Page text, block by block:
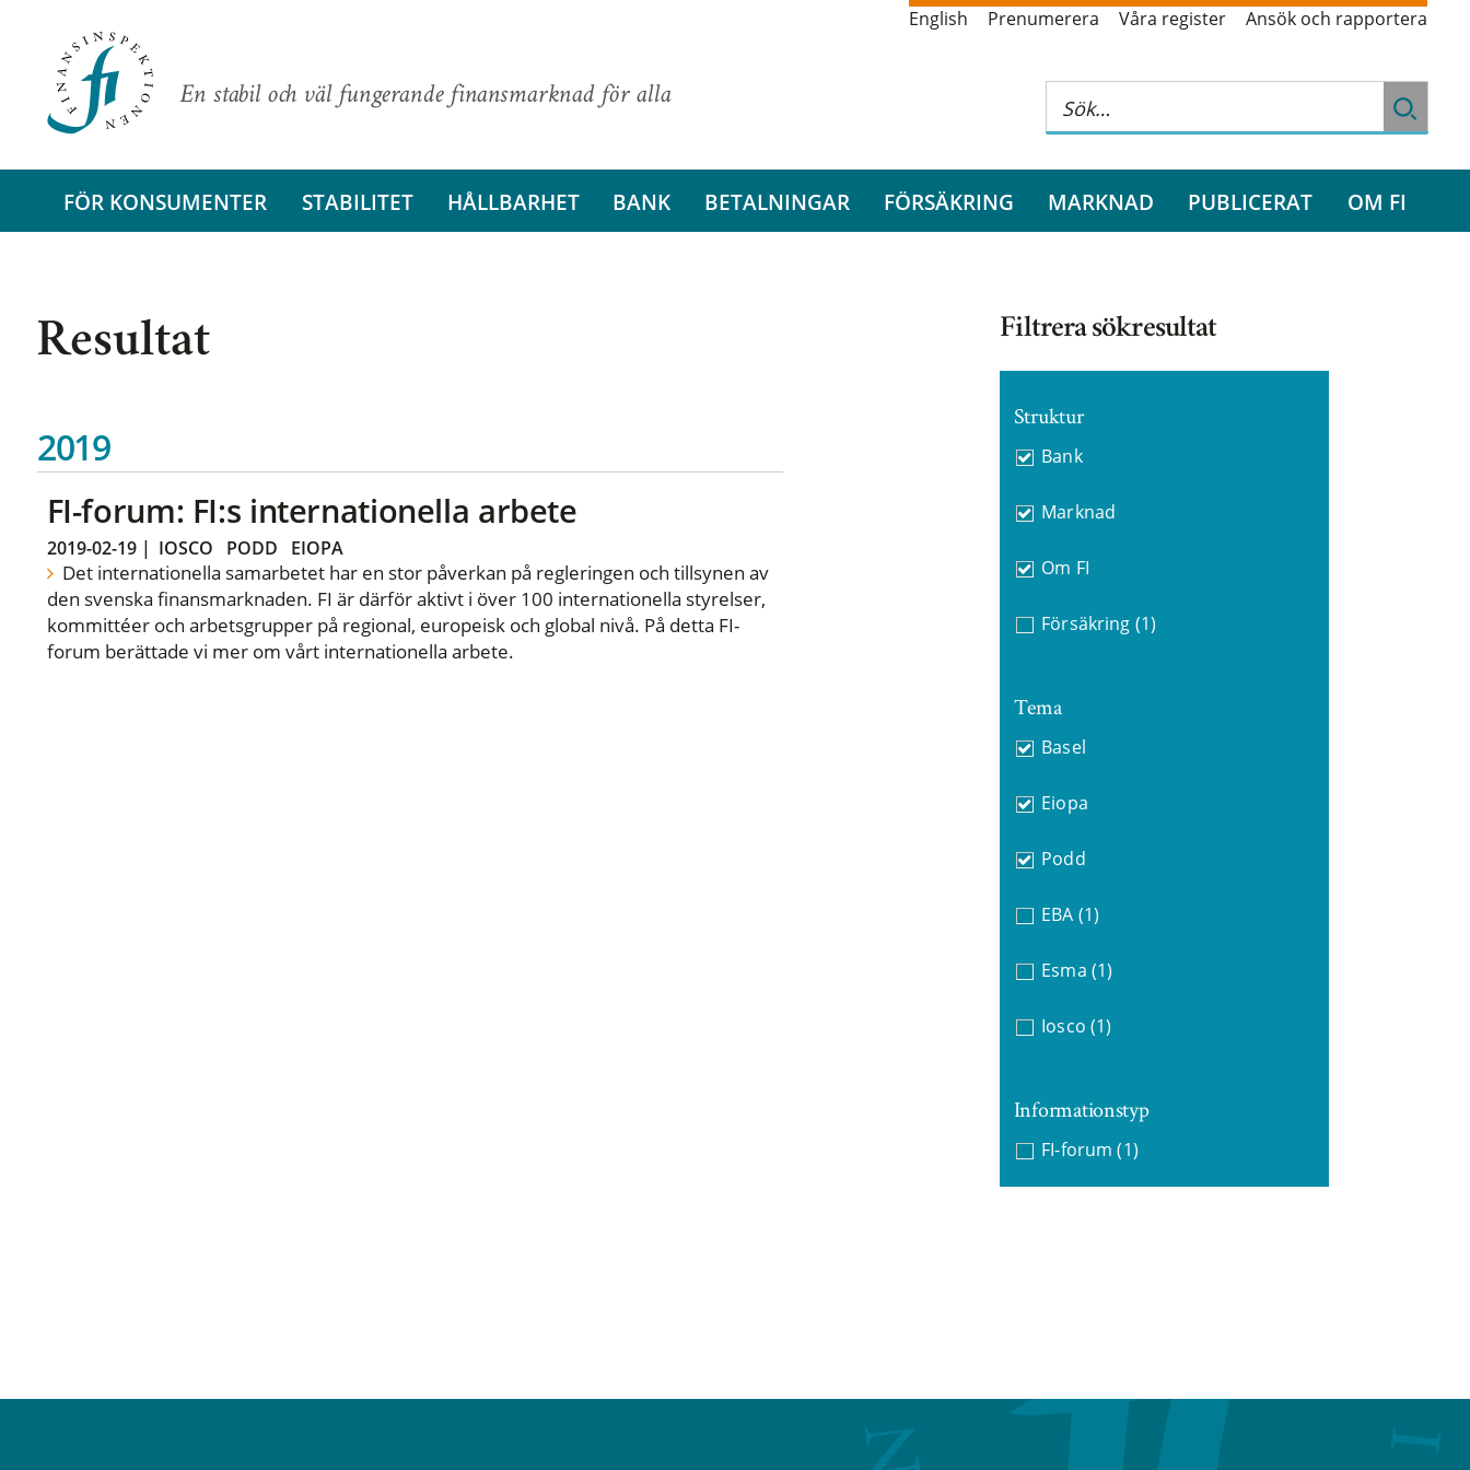
En stabil och väl fungerande finansmarknad för alla
English Prenumerera Våra register Ansök och rapportera
FÖR KONSUMENTER STABILITET HÅLLBARHET BANK BETALNINGAR FÖRSÄKRING MARKNAD PUBLICERAT OM FI
Resultat
2019
FI-forum: FI:s internationella arbete
2019-02-19| IOSCO PODD EIOPA
Det internationella samarbetet har en stor påverkan på regleringen och tillsynen av
den svenska finansmarknaden. FI är därför aktivt i över 100 internationella styrelser,
kommittéer och arbetsgrupper på regional, europeisk och global nivå. På detta FI-
forum berättade vi mer om vårt internationella arbete.
Filtrera sökresultat
Struktur
Bank
Marknad
Om FI
Försäkring (1)
Tema
Basel
Eiopa
Podd
EBA (1)
Esma (1)
Iosco (1)
Informationstyp
FI-forum (1)